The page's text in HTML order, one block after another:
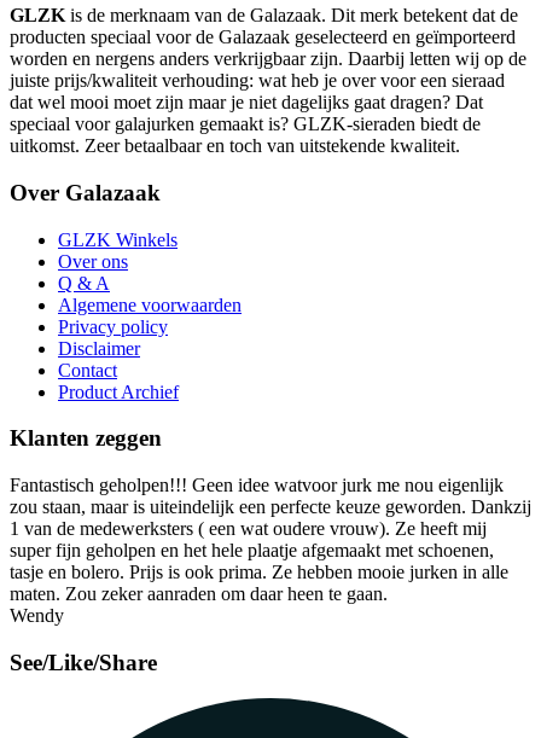
GLZK is de merknaam van de Galazaak. Dit merk betekent dat de
producten speciaal voor de Galazaak geselecteerd en geïmporteerd
worden en nergens anders verkrijgbaar zijn. Daarbij letten wij op de
juiste prijs/kwaliteit verhouding: wat heb je over voor een sieraad
dat wel mooi moet zijn maar je niet dagelijks gaat dragen? Dat
speciaal voor galajurken gemaakt is? GLZK-sieraden biedt de
uitkomst. Zeer betaalbaar en toch van uitstekende kwaliteit.
Over Galazaak
GLZK Winkels
Over ons
Q & A
Algemene voorwaarden
Privacy policy
Disclaimer
Contact
Product Archief
Klanten zeggen
Fantastisch geholpen!!! Geen idee watvoor jurk me nou eigenlijk
zou staan, maar is uiteindelijk een perfecte keuze geworden. Dankzij
1 van de medewerksters ( een wat oudere vrouw). Ze heeft mij
super fijn geholpen en het hele plaatje afgemaakt met schoenen,
tasje en bolero. Prijs is ook prima. Ze hebben mooie jurken in alle
maten. Zou zeker aanraden om daar heen te gaan.
Wendy
See/Like/Share